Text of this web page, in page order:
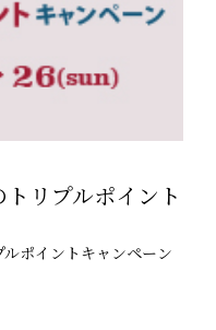
トリプルポイント
ポイントキャンペーン